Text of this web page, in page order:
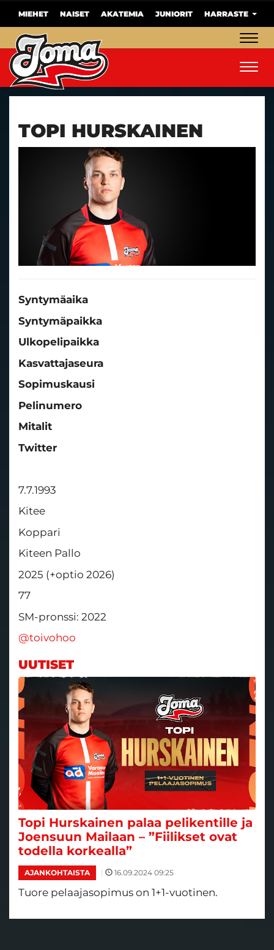
MIEHET NAISET AKATEMIA JUNIORIT HARRASTE
TOPI HURSKAINEN
Syntymäaika
Syntymäpaikka
Ulkopelipaikka
Kasvattajaseura
Sopimuskausi
​​​​​​​Pelinumero
Mitalit
Twitter
7.7.1993
Kitee
Koppari
Kiteen Pallo
2025 (+optio 2026)
77
SM-pronssi: 2022
@toivohoo
UUTISET
Topi Hurskainen palaa pelikentille ja
Joensuun Mailaan – ”Fiilikset ovat
todella korkealla”
AJANKOHTAISTA | 16.09.2024 09:25
Tuore pelaajasopimus on 1+1-vuotinen.